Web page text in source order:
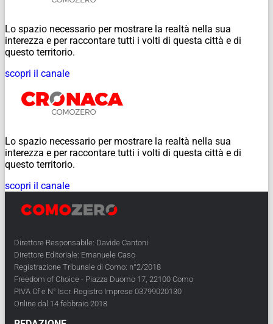
Lo spazio necessario per mostrare la realtà nella sua
interezza e per raccontare tutti i volti di questa città e di
questo territorio.
scopri il canale
Lo spazio necessario per mostrare la realtà nella sua
interezza e per raccontare tutti i volti di questa città e di
questo territorio.
scopri il canale
Direttore Responsabile: Davide Cantoni
Direttore Editoriale: Emanuele Caso
Registrazione Tribunale di Como: n°2/2018
Freedom of Choice - Piazza Duomo 17, 22100 Como
PIVA Cf e N° Iscr. Registro Imprese 03799020130
Online dal 14 febbraio 2018